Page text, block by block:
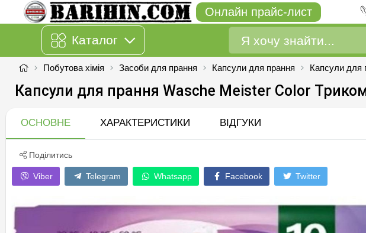
Онлайн прайс-лист
Каталог
Побутова хімія Засоби для прання Капсули для прання Капсули для
Капсули для прання Wasche Meister Color
ОСНОВНЕ ХАРАКТЕРИСТИКИ ВІДГУКИ
Поділитись
Viber Telegram Whatsapp Facebook Twitter